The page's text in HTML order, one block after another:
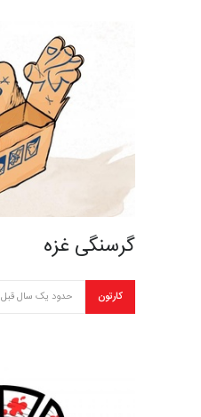
گرسنگی غزه
کارتون حدود یک سال قبل